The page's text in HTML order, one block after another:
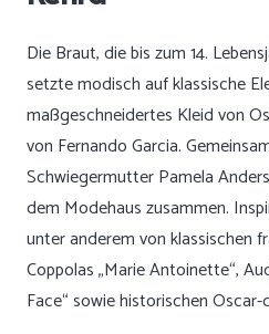
Die Braut, die bis zum 14.
setzte modisch auf klassische
maßgeschneidertes Kleid von
von Fernando Garcia.
Schwiegermutter Pamela
dem Modehaus zusammen.
unter anderem von klassischen
Coppolas „Marie Antoinette“,
Face“ sowie historischen